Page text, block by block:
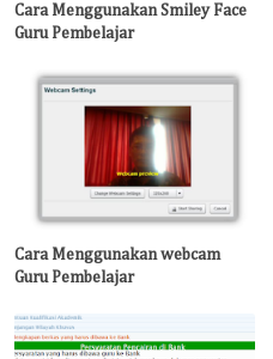
Cara Menggunakan Smiley Face
Guru Pembelajar
Cara Menggunakan webcam
Guru Pembelajar